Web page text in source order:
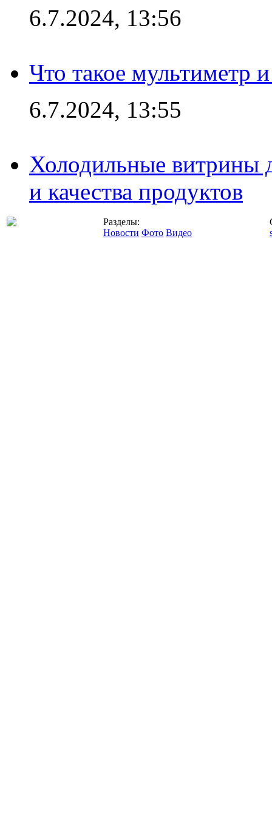
6.7.2024, 13:56
Что такое мультиметр
6.7.2024, 13:55
Холодильные витрины
и качества продуктов
Разделы:
Новости Фото Видео